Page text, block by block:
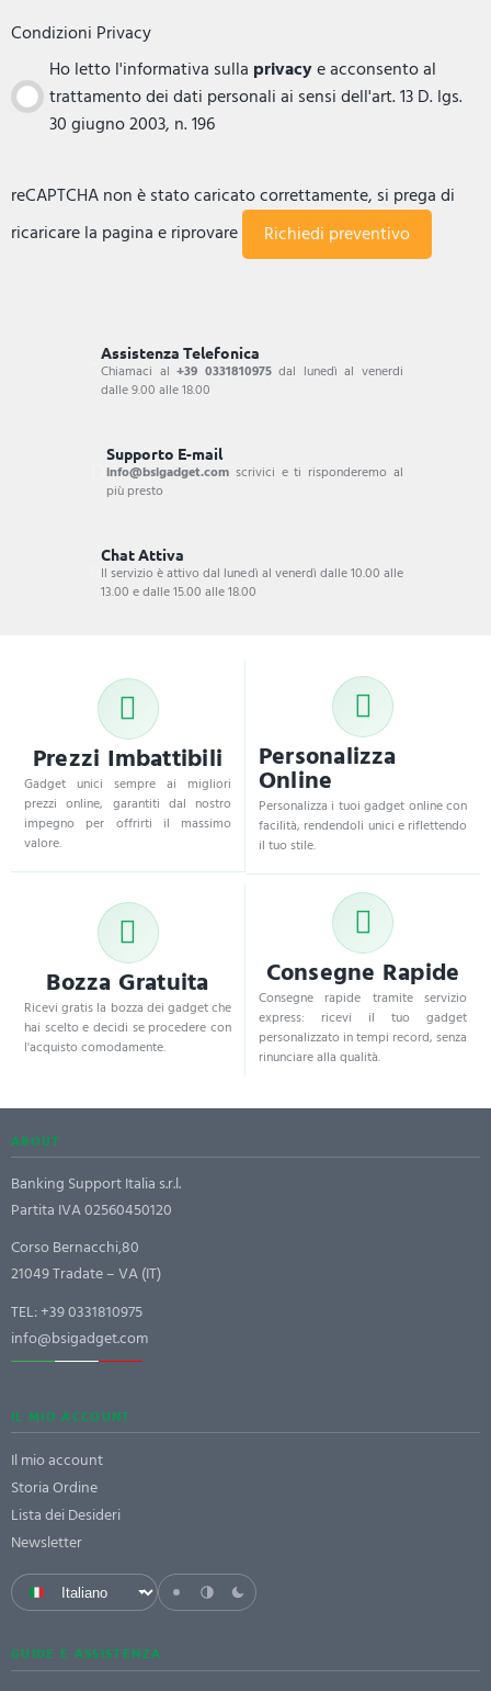
Condizioni Privacy
Ho letto l'informativa sulla privacye acconsento al
trattamento dei dati personali ai sensi dell'art. 13 D. lgs.
30 giugno 2003, n. 196
reCAPTCHA non è stato caricato correttamente, si prega di
ricaricare la pagina e riprovare
Assistenza Telefonica
Chiamaci al+39 0331810975dal lunedì al venerdi
dalle 9.00 alle 18.00
Supporto E-mail
info@bsigadget.com scrivici e ti risponderemo al
più presto
Chat Attiva
Il servizio è attivo dal lunedì al venerdì dalle 10.00 alle
13.00 e dalle 15.00 alle 18.00
Prezzi Imbattibili
Gadget unici sempre ai migliori
prezzi online, garantiti dal nostro
impegno per offrirti il massimo
valore.
Personalizza
Online
Personalizza i tuoi gadget online con
facilità, rendendoli unici e riflettendo
il tuo stile.
Bozza Gratuita
Ricevi gratis la bozza dei gadget che
hai scelto e decidi se procedere con
l'acquisto comodamente.
Consegne Rapide
Consegne rapide tramite servizio
express: ricevi il tuo gadget
personalizzato in tempi record, senza
rinunciare alla qualità.
ABOUT
Banking Support Italia s.r.l.
Partita IVA 02560450120
Corso Bernacchi,80
21049 Tradate – VA (IT)
TEL:+39 0331810975
info@bsigadget.com
IL MIO ACCOUNT
Il mio account
Storia Ordine
Lista dei Desideri
Newsletter
GUIDE E ASSISTENZA